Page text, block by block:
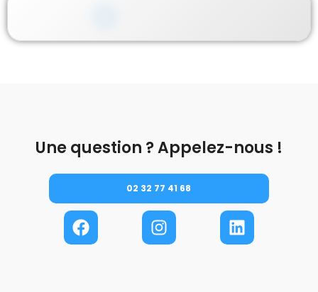
Une question ? Appelez-nous !
02 32 77 41 68